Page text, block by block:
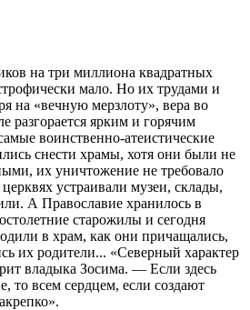
на три миллиона квадратных
мало. Но их трудами и
на «вечную мерзлоту», вера во
разгорается ярким и горячим
воинственно-атеистические
снести храмы, хотя они были не
их уничтожение не требовало
устраивали музеи, склады,
А Православие хранилось в
старожилы и сегодня
в храм, как они причащались,
их родители... «Северный характер
владыка Зосима. — Если здесь
то всем сердцем, если создают